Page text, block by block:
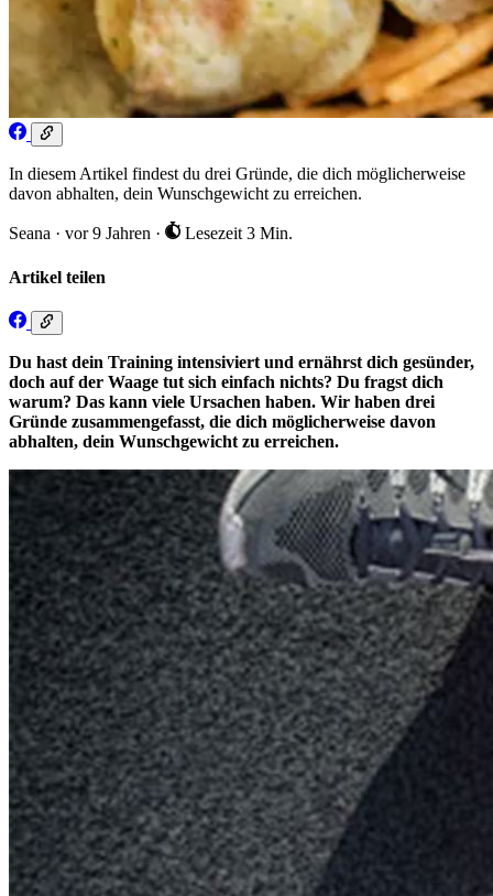
In diesem Artikel findest du drei Gründe, die dich möglicherweise
davon abhalten, dein Wunschgewicht zu erreichen.
Seana · vor 9 Jahren · Lesezeit 3 Min.
Artikel teilen
Du hast dein Training intensiviert und ernährst dich gesünder,
doch auf der Waage tut sich einfach nichts? Du fragst dich
warum? Das kann viele Ursachen haben. Wir haben drei
Gründe zusammengefasst, die dich möglicherweise davon
abhalten, dein Wunschgewicht zu erreichen.